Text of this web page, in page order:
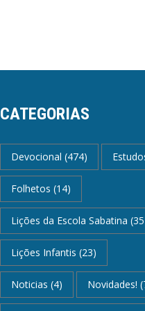
CATEGORIAS
Devocional (474)
Folhetos (14)
Lições da Escola Sabatina
Lições Infantis (23)
Noticias (4) Novidades!